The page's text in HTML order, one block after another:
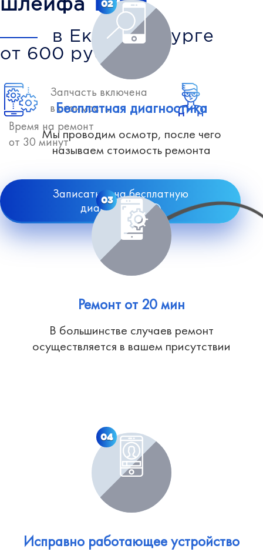
шлейфа
в Екатеринбурге
от 600 рублей
Запчасть включена
в стоимость
Время на ремонт
от 30 минут
Записаться на бесплатную
диагностику
02
Бесплатная диагностика
Мы проводим осмотр, после чего
называем стоимость ремонта
03
Ремонт от 20 мин
В большинстве случаев ремонт
осуществляется в вашем присутствии
04
Исправно работающее устройство